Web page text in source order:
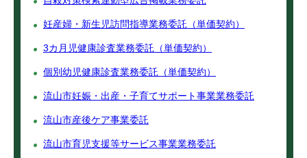
妊産婦・新生児訪問指導業務委託（単価契約）
3カ月児健康診査業務委託（単価契約）
個別幼児健康診査業務委託（単価契約）
流山市妊娠・出産・子育てサポート事業業務委託
流山市産後ケア事業委託
流山市育児支援等サービス事業業務委託